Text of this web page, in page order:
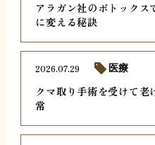
アラガン社のボトックス
に変える秘訣
クマ取り手術を受けて老
常
2026.07.29 医療